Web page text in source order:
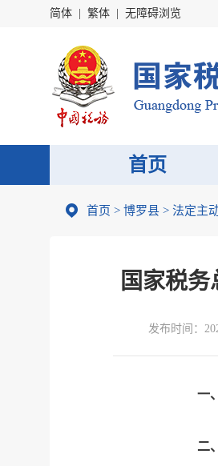
简体 繁体 无障碍浏览
首页
首页 > 博罗县 > 法定主
国家税
发布时间：
一
二